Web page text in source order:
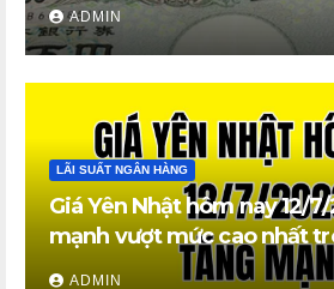
ADMIN
LÃI SUẤT NGÂN HÀNG
Giá Yên Nhật hôm nay 12/
mạnh vượt mức cao nhất
ADMIN